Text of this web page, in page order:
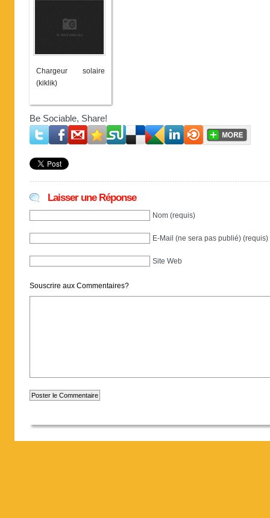
Chargeur solaire
(kiklik)
Be Sociable, Share!
Laisser une Réponse
Nom (requis)
E-Mail (ne sera pas publié) (requis)
Site Web
Souscrire aux Commentaires?